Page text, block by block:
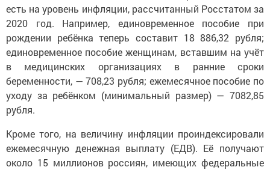
есть на уровень инфляции, рассчитанный Росстатом за
2020 год. Например, единовременное пособие при
рождении ребёнка теперь составит 18 886,32 рубля;
единовременное пособие женщинам, вставшим на учёт
в медицинских организациях в ранние сроки
беременности, — 708,23 рубля; ежемесячное пособие по
уходу за ребёнком (минимальный размер) — 7082,85
рубля.
Кроме того, на величину инфляции проиндексировали
ежемесячную денежная выплату (ЕДВ). Её получают
около 15 миллионов россиян, имеющих федеральные